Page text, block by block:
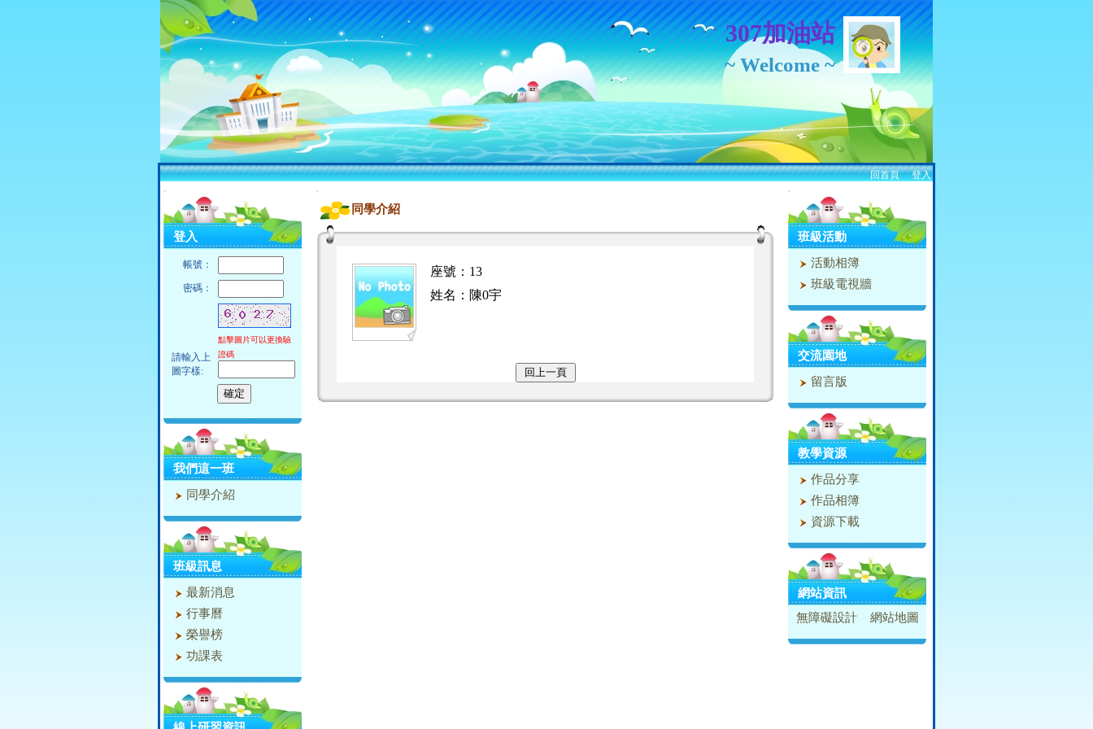
307加油站
~ Welcome ~
回首頁、登入
:::
登入
帳號：
密碼：
請輸入上
圖字樣:
點擊圖片可以更換驗
證碼
我們這一班
同學介紹
班級訊息
最新消息
行事曆
榮譽榜
功課表
:::
同學介紹
座號：13
姓名：陳0宇
:::
班級活動
活動相簿
班級電視牆
交流園地
留言版
教學資源
作品分享
作品相簿
資源下載
網站資訊
無障礙設計
網站地圖